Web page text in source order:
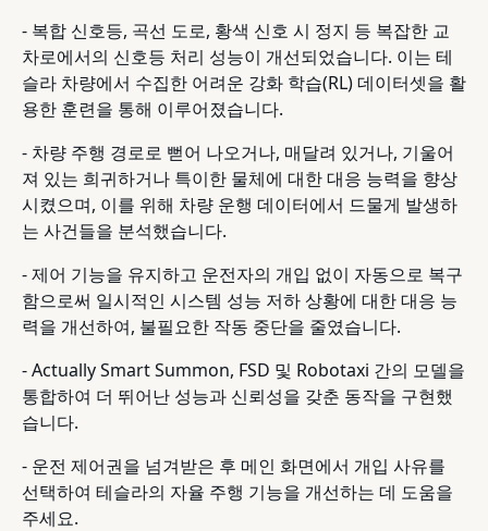
- 복합 신호등, 곡선 도로, 황색 신호 시 정지 등 복잡한 교
차로에서의 신호등 처리 성능이 개선되었습니다. 이는 테
슬라 차량에서 수집한 어려운 강화 학습(RL) 데이터셋을 활
용한 훈련을 통해 이루어졌습니다.
- 차량 주행 경로로 뻗어 나오거나, 매달려 있거나, 기울어
져 있는 희귀하거나 특이한 물체에 대한 대응 능력을 향상
시켰으며, 이를 위해 차량 운행 데이터에서 드물게 발생하
는 사건들을 분석했습니다.
- 제어 기능을 유지하고 운전자의 개입 없이 자동으로 복구
함으로써 일시적인 시스템 성능 저하 상황에 대한 대응 능
력을 개선하여, 불필요한 작동 중단을 줄였습니다.
- Actually Smart Summon, FSD 및 Robotaxi 간의 모델을
통합하여 더 뛰어난 성능과 신뢰성을 갖춘 동작을 구현했
습니다.
- 운전 제어권을 넘겨받은 후 메인 화면에서 개입 사유를
선택하여 테슬라의 자율 주행 기능을 개선하는 데 도움을
주세요.